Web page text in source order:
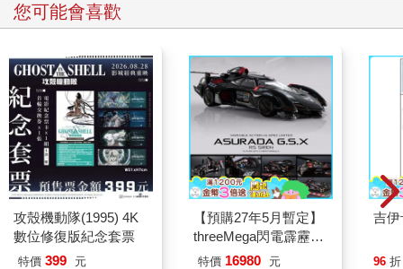
這是為什麼呢？因為擅長閒聊的人，試圖尋找自己跟對方的共通
他們明白，如果彼此有共同之處，就會倍感親切。
--
「現在」和「半過去」的話題，我們先告一段落，下面來講講
「過去」。
談起心頭的那些「莫非」、「或許」：
「比嘉（沖繩縣第一大姓氏）先生，您莫非是沖繩人？」
「××先生，難道您是京都人？」
「您以前是不是學過游泳或武術？」
您可能會喜歡
攻殼機動隊(1995) 4K
數位修復版紀念套票
特價 399 元
【預購27年5月暫定】
threeMega閃電霹靂車
VA Hi-SPEC UNITED
特價 16980 元
吉
96 折